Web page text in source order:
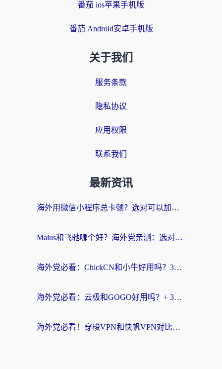
番茄 ios苹果手机版
番茄 Android安卓手机版
关于我们
服务条款
隐私协议
应用权限
联系我们
最新资讯
海外用微信小程序总卡顿？选对可以加速微信小程序的加速器就够了（含老挝可用&Mac端推荐）
Malus和飞驰哪个好？海外党亲测：选对回国加速器才能无缝刷剧玩国服
海外党必看：ChickCN和小牛好用吗？3招教你选对回国加速器无缝刷国内资源
海外党必看：云极和GOGO好用吗？+ 3步选对回国加速器，流畅看CCTV5海外直播
海外党必看！穿梭VPN和快帆VPN对比哪个回国效果更好？——3款冷门加速器实测+终极选择建议